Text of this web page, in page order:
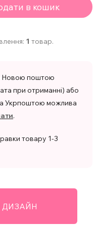
в кошик
1 товар.
Новою поштою
при отриманні) або
Укрпоштою можлива
.
товару 1-3
ДИЗАЙН